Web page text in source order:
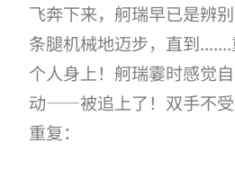
飞奔下来，舸瑞早已是辨
条腿机械地迈步，直到
个人身上！舸瑞霎时感觉
动——被追上了！双手不
重复：